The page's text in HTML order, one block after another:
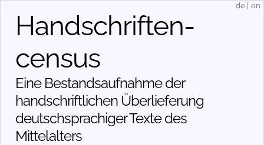
Handschriften­
census
Eine Bestandsaufnahme der
handschriftlichen Über­lieferung
deutschsprachiger Texte des
Mittelalters
de en